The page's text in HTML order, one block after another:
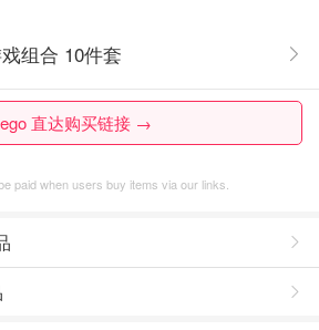
组合 10件套
直达购买链接 →
paid when users buy items via our links.